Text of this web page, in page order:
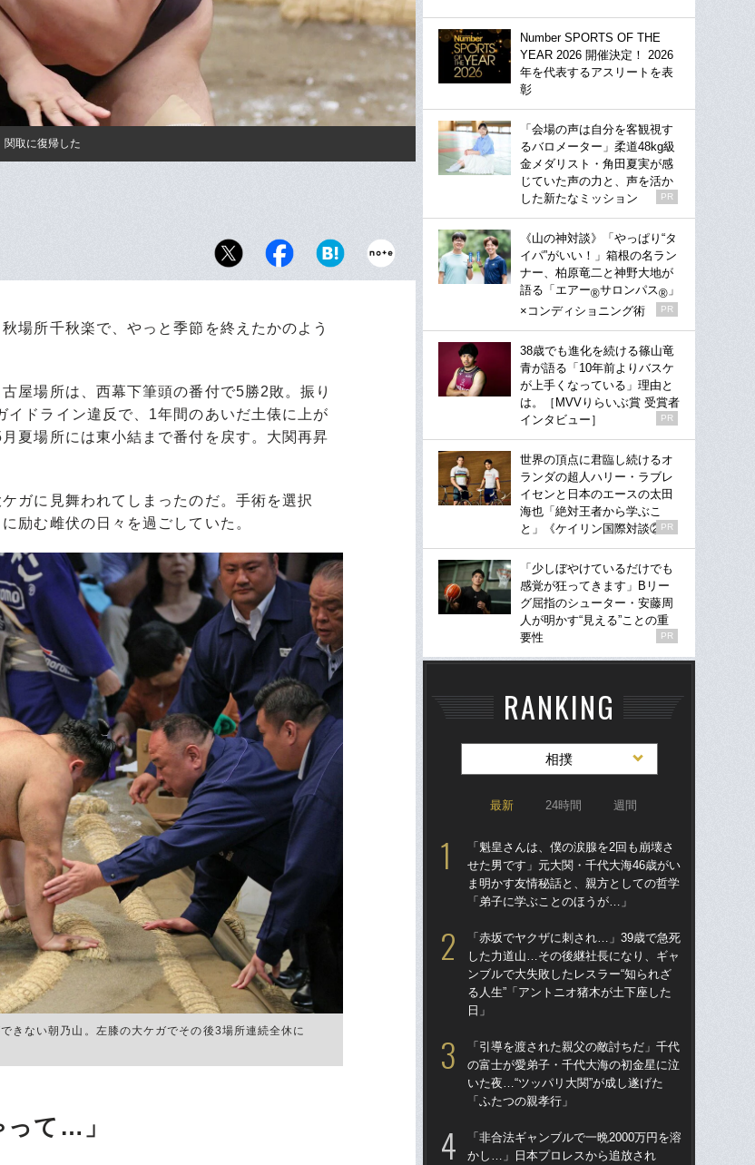
関取に復帰した
場所千秋楽で、やっと季節を終えたかのよう
屋場所は、西幕下筆頭の番付で5勝2敗。振り
ドライン違反で、1年間のあいだ土俵に上が
夏場所には東小結まで番付を戻す。大関再昇
ガに見舞われてしまったのだ。手術を選択
励む雌伏の日々を過ごしていた。
きない朝乃山。左膝の大ケガでその後3場所連続全休に
って…」
Number SPORTS OF THE
YEAR 2026 開催決定！ 2026
年を代表するアスリートを表
彰
「会場の声は自分を客観視す
るバロメーター」柔道48kg級
金メダリスト・角田夏実が感
じていた声の力と、声を活か
した新たなミッション
PR
《山の神対談》「やっぱり“タ
イパ”がいい！」箱根の名ラン
ナー、柏原竜二と神野大地が
語る「エアー®サロンパス® 」
×コンディショニング術
PR
38歳でも進化を続ける篠山竜
青が語る「10年前よりバスケ
が上手くなっている」理由と
は。［MVVりらいぶ賞 受賞者
インタビュー］
PR
世界の頂点に君臨し続けるオ
ランダの超人ハリー・ラブレ
イセンと日本のエースの太田
海也「絶対王者から学ぶこ
と」《ケイリン国際対談②》
PR
「少しぼやけているだけでも
感覚が狂ってきます」Bリー
グ屈指のシューター・安藤周
人が明かす“見える”ことの重
要性
PR
RANKING
相撲
最新 24時間 週間
「魁皇さんは、僕の涙腺を2回も崩壊さ
せた男です」元大関・千代大海46歳がい
ま明かす友情秘話と、親方としての哲学
「弟子に学ぶことのほうが…」
「赤坂でヤクザに刺され…」39歳で急死
した力道山…その後継社長になり、ギャ
ンブルで大失敗したレスラー“知られざ
る人生”「アントニオ猪木が土下座した
日」
「引導を渡された親父の敵討ちだ」千代
の富士が愛弟子・千代大海の初金星に泣
いた夜…“ツッパリ大関”が成し遂げた
「ふたつの親孝行」
「非合法ギャンブルで一晩2000万円を溶
かし…」日本プロレスから追放され